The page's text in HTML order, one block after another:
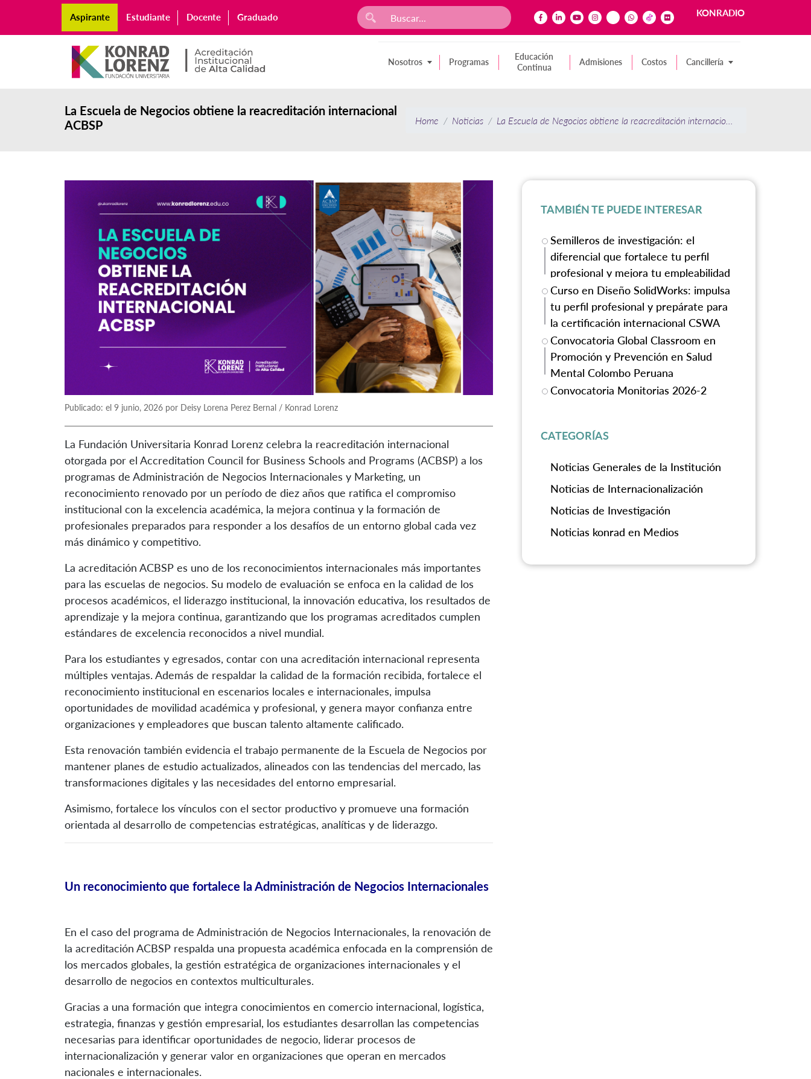
Aspirante Estudiante Docente Graduado KONRADIO
Nosotros Programas
Educación
Continua
Admisiones Costos Cancillería
La Escuela de Negocios obtiene la reacreditación internacional
ACBSP
Home Noticias La Escuela de Negocios obtiene la reacreditación internacional ACBSP
Publicado: el 9 junio, 2026 por Deisy Lorena Perez Bernal / Konrad Lorenz
La Fundación Universitaria Konrad Lorenz celebra la reacreditación internacional
otorgada por el Accreditation Council for Business Schools and Programs (ACBSP) a los
programas de Administración de Negocios Internacionales y Marketing, un
reconocimiento renovado por un período de diez años que ratifica el compromiso
institucional con la excelencia académica, la mejora continua y la formación de
profesionales preparados para responder a los desafíos de un entorno global cada vez
más dinámico y competitivo.
La acreditación ACBSP es uno de los reconocimientos internacionales más importantes
para las escuelas de negocios. Su modelo de evaluación se enfoca en la calidad de los
procesos académicos, el liderazgo institucional, la innovación educativa, los resultados de
aprendizaje y la mejora continua, garantizando que los programas acreditados cumplen
estándares de excelencia reconocidos a nivel mundial.
Para los estudiantes y egresados, contar con una acreditación internacional representa
múltiples ventajas. Además de respaldar la calidad de la formación recibida, fortalece el
reconocimiento institucional en escenarios locales e internacionales, impulsa
oportunidades de movilidad académica y profesional, y genera mayor confianza entre
organizaciones y empleadores que buscan talento altamente calificado.
Esta renovación también evidencia el trabajo permanente de la Escuela de Negocios por
mantener planes de estudio actualizados, alineados con las tendencias del mercado, las
transformaciones digitales y las necesidades del entorno empresarial.
Asimismo, fortalece los vínculos con el sector productivo y promueve una formación
orientada al desarrollo de competencias estratégicas, analíticas y de liderazgo.
Un reconocimiento que fortalece la Administración de Negocios Internacionales
En el caso del programa de Administración de Negocios Internacionales, la renovación de
la acreditación ACBSP respalda una propuesta académica enfocada en la comprensión de
los mercados globales, la gestión estratégica de organizaciones internacionales y el
desarrollo de negocios en contextos multiculturales.
Gracias a una formación que integra conocimientos en comercio internacional, logística,
estrategia, finanzas y gestión empresarial, los estudiantes desarrollan las competencias
necesarias para identificar oportunidades de negocio, liderar procesos de
internacionalización y generar valor en organizaciones que operan en mercados
nacionales e internacionales.
TAMBIÉN TE PUEDE INTERESAR
Semilleros de investigación: el
diferencial que fortalece tu perfil
profesional y mejora tu empleabilidad
Curso en Diseño SolidWorks: impulsa
tu perfil profesional y prepárate para
la certificación internacional CSWA
Convocatoria Global Classroom en
Promoción y Prevención en Salud
Mental Colombo Peruana
Convocatoria Monitorias 2026-2
CATEGORÍAS
Noticias Generales de la Institución
Noticias de Internacionalización
Noticias de Investigación
Noticias konrad en Medios